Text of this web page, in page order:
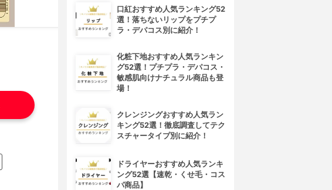
口紅おすすめ人気ランキング52
選！落ちないリップをプチプ
ラ・デパコス別に紹介！
化粧下地おすすめ人気ランキン
グ52選！プチプラ・デパコス・
敏感肌向けナチュラル商品も登
場！
クレンジングおすすめ人気ラン
キング52選！徹底調査してテク
スチャータイプ別に紹介！
ドライヤーおすすめ人気ランキ
ング52選【速乾・くせ毛・コス
パ商品】